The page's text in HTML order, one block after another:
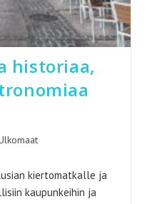
historiaa,
kiertomatkalle ja
kaupunkeihin ja